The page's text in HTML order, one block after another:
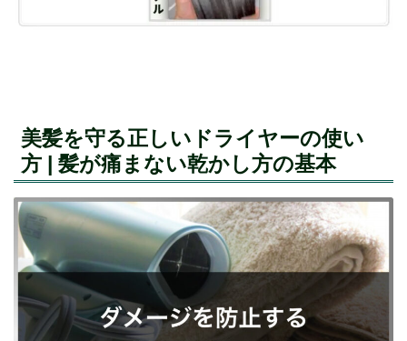
美髪を守る正しいドライヤーの使い
方 | 髪が痛まない乾かし方の基本